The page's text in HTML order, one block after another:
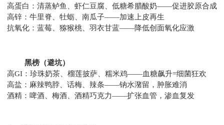
高蛋白：清蒸鲈鱼、虾仁豆腐、低糖希腊酸奶——促进胶原合成
高锌：牛里脊、牡蛎、南瓜子——加速上皮再生
抗氧化：蓝莓、猕猴桃、羽衣甘蓝——降低创面氧化应激
黑榜（避坑）
高GI：珍珠奶茶、榴莲披萨、糯米鸡——血糖飙升=细菌狂欢
高盐：麻辣鸭脖、话梅、辣条——钠水潴留，肿胀难消
酒精：啤酒、梅酒、酒精巧克力——扩张血管，渗血复发